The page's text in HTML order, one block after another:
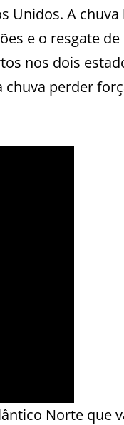
Unidos. A chuva
e o resgate
nos dois
chuva perder
Norte que